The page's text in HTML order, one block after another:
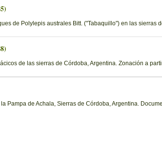
de Polylepis australes Bitt. ("Tabaquillo") en las sierras
de las sierras de Córdoba, Argentina. Zonación a
Pampa de Achala, Sierras de Córdoba, Argentina.